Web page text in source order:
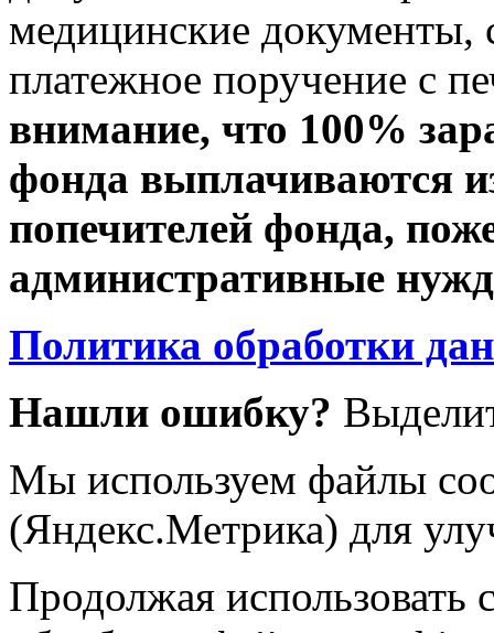
медицинские документы,
платежное поручение с
внимание, что 100%
фонда выплачиваются
попечителей фонда,
административные
Политика обработки
Нашли ошибку?
Мы используем файлы
(Яндекс.Метрика) для
Продолжая использовать